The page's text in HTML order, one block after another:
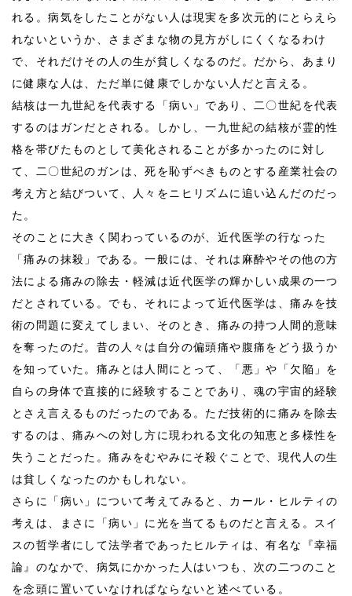
れる。病気をしたことがない人は現実を多次元的にとらえら
れないというか、さまざまな物の見方がしにくくなるわけ
で、それだけその人の生が貧しくなるのだ。だから、あまり
に健康な人は、ただ単に健康でしかない人だと言える。
結核は一九世紀を代表する「病い」であり、二〇世紀を代表
するのはガンだとされる。しかし、一九世紀の結核が霊的性
格を帯びたものとして美化されることが多かったのに対し
て、二〇世紀のガンは、死を恥ずべきものとする産業社会の
考え方と結びついて、人々をニヒリズムに追い込んだのだっ
た。
そのことに大きく関わっているのが、近代医学の行なった
「痛みの抹殺」である。一般には、それは麻酔やその他の方
法による痛みの除去・軽減は近代医学の輝かしい成果の一つ
だとされている。でも、それによって近代医学は、痛みを技
術の問題に変えてしまい、そのとき、痛みの持つ人間的意味
を奪ったのだ。昔の人々は自分の偏頭痛や腹痛をどう扱うか
を知っていた。痛みとは人間にとって、「悪」や「欠陥」を
自らの身体で直接的に経験することであり、魂の宇宙的経験
とさえ言えるものだったのである。ただ技術的に痛みを除去
するのは、痛みへの対し方に現われる文化の知恵と多様性を
失うことだった。痛みをむやみにそ殺ぐことで、現代人の生
は貧しくなったのかもしれない。
さらに「病い」について考えてみると、カール・ヒルティの
考えは、まさに「病い」に光を当てるものだと言える。スイ
スの哲学者にして法学者であったヒルティは、有名な『幸福
論』のなかで、病気にかかった人はいつも、次の二つのこと
を念頭に置いていなければならないと述べている。